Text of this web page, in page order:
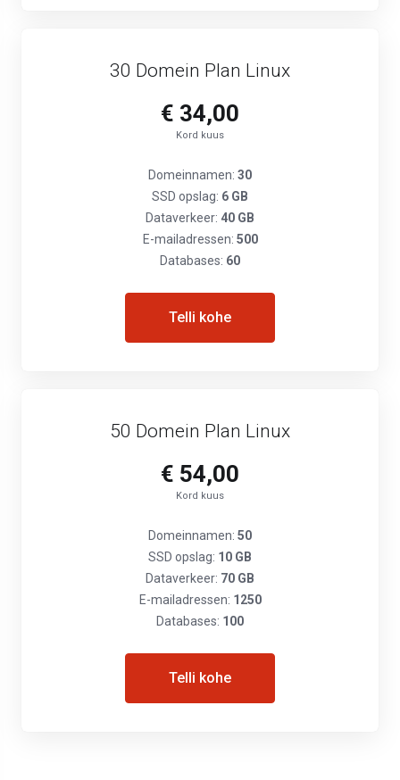
30 Domein Plan Linux
€ 34,00
Kord kuus
Domeinnamen: 30
SSD opslag: 6 GB
Dataverkeer: 40 GB
E-mailadressen: 500
Databases: 60
Telli kohe
50 Domein Plan Linux
€ 54,00
Kord kuus
Domeinnamen: 50
SSD opslag: 10 GB
Dataverkeer: 70 GB
E-mailadressen: 1250
Databases: 100
Telli kohe